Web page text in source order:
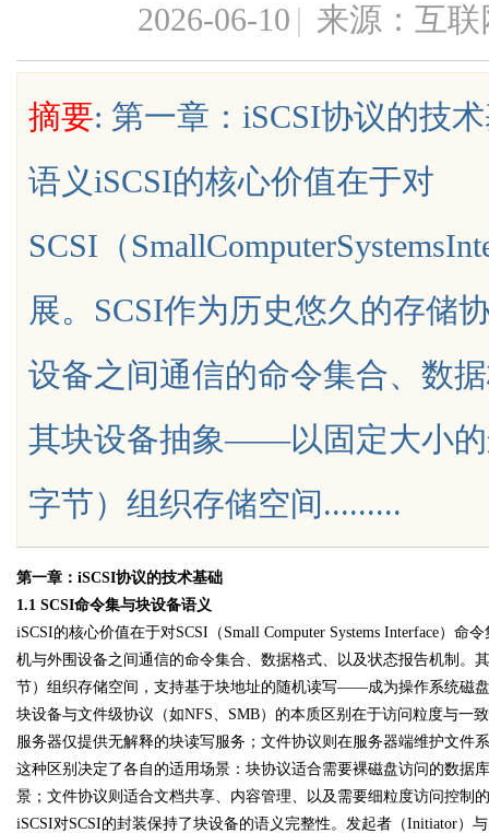
uz
Bo
2026-06-10 | 来源：互联
摘要: 第一章：iSCSI协议的技
语义iSCSI的核心价值在于对
SCSI（
展。SCSI作为历史悠久的存储
设备之间通信的命令集合、数
其块设备抽象——以固定大小的
字节）组织存储空间.........
第一章：iSCSI协议的技术基础
1.1 SCSI命令集与块设备语义
iSCSI的核心价值在于对SCSI（Small Computer Systems Interface）命
机与外围设备之间通信的命令集合、数据格式、以及状态报告机制
节）组织存储空间，支持基于块地址的随机读写——成为操作系统磁
块设备与文件级协议（如NFS、SMB）的本质区别在于访问粒度与一
服务器仅提供无解释的块读写服务；文件协议则在服务器端维护文件
这种区别决定了各自的适用场景：块协议适合需要裸磁盘访问的数据
景；文件协议则适合文档共享、内容管理、以及需要细粒度访问控制
iSCSI对SCSI的封装保持了块设备的语义完整性。发起者（Initiator）
你整张脸的点睛之
气质加分项